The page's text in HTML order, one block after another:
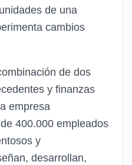
de una
cambios
de dos
y finanzas
empresa
400.000 empleados
y
desarrollan,